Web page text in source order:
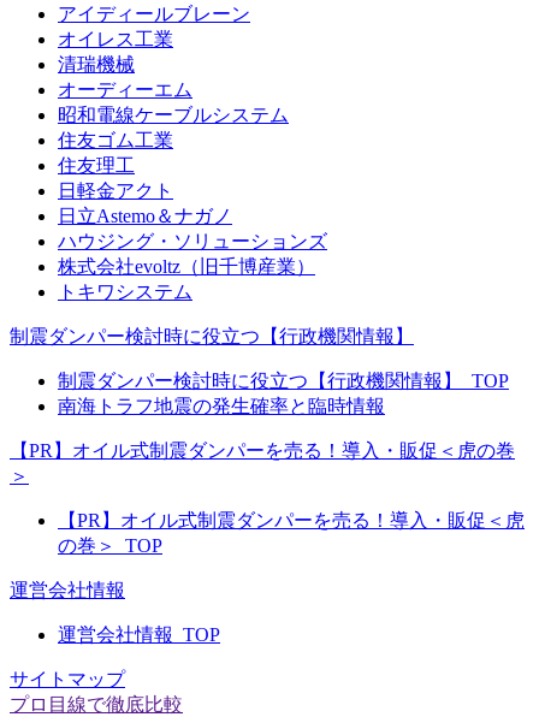
アイディールブレーン
オイレス工業
清瑞機械
オーディーエム
昭和電線ケーブルシステム
住友ゴム工業
住友理工
日軽金アクト
日立Astemo＆ナガノ
ハウジング・ソリューションズ
株式会社evoltz（旧千博産業）
トキワシステム
制震ダンパー検討時に役立つ【行政機関情報】
制震ダンパー検討時に役立つ【行政機関情報】_TOP
南海トラフ地震の発生確率と臨時情報
【PR】オイル式制震ダンパーを売る！導入・販促＜虎の巻
＞
【PR】オイル式制震ダンパーを売る！導入・販促＜虎
の巻＞_TOP
運営会社情報
運営会社情報_TOP
サイトマップ
プロ目線で徹底比較